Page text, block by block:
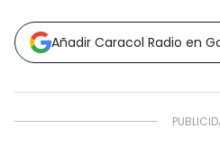
Añadir Caracol Radio en